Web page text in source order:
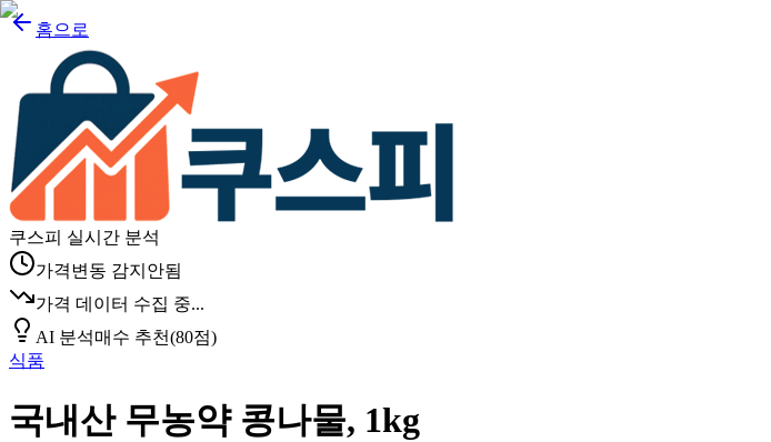
홈으로
쿠스피 실시간 분석
가격변동 감지안됨
가격 데이터 수집 중...
AI 분석매수 추천(80점)
식품
국내산 무농약 콩나물, 1kg